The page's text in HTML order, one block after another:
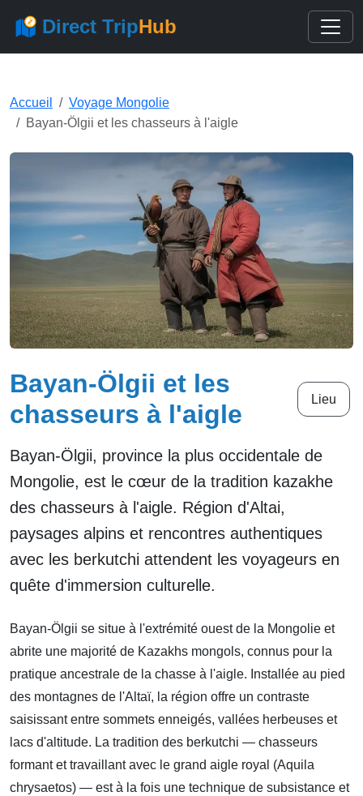
Direct TripHub
Accueil
Voyage Mongolie
Bayan-Ölgii et les chasseurs à l'aigle
Bayan-Ölgii et les
chasseurs à l'aigle
Lieu
Bayan-Ölgii, province la plus occidentale de
Mongolie, est le cœur de la tradition kazakhe
des chasseurs à l'aigle. Région d'Altai,
paysages alpins et rencontres authentiques
avec les berkutchi attendent les voyageurs en
quête d'immersion culturelle.
Bayan-Ölgii se situe à l'extrémité ouest de la Mongolie et
abrite une majorité de Kazakhs mongols, connus pour la
pratique ancestrale de la chasse à l'aigle. Installée au pied
des montagnes de l'Altaï, la région offre un contraste
saisissant entre sommets enneigés, vallées herbeuses et
lacs d'altitude. La tradition des berkutchi — chasseurs
formant et travaillant avec le grand aigle royal (Aquila
chrysaetos) — est à la fois une technique de subsistance et